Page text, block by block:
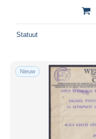
Statuut
Nieuw